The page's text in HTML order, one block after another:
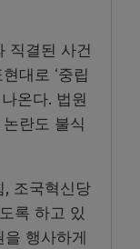
직결된 사건
대로 ‘중립
온다. 법원
란도 불식
, 조국혁신당
록 하고 있
행사하게